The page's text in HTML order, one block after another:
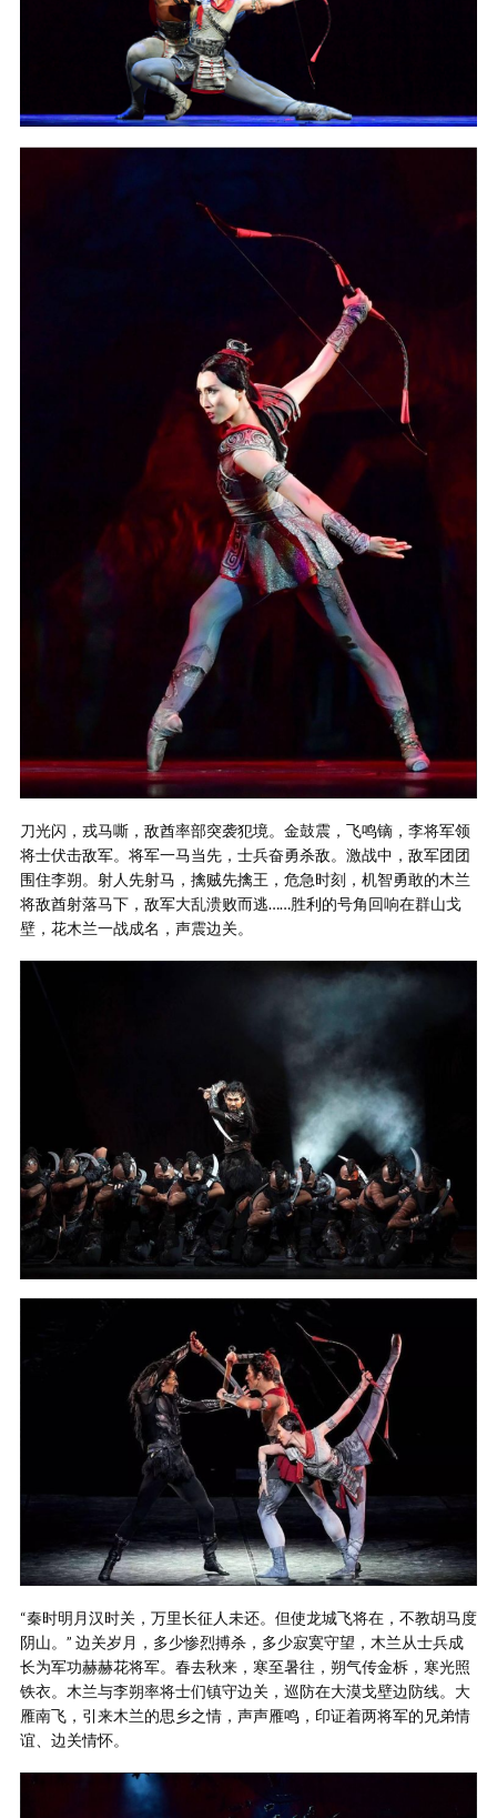
刀光闪，戎马嘶，敌酋率部突袭犯境。金鼓震，飞鸣镝，李将军领
将士伏击敌军。将军一马当先，士兵奋勇杀敌。激战中，敌军团团
围住李朔。射人先射马，擒贼先擒王，危急时刻，机智勇敢的木兰
将敌酋射落马下，敌军大乱溃败而逃……胜利的号角回响在群山戈
壁，花木兰一战成名，声震边关。
“秦时明月汉时关，万里长征人未还。但使龙城飞将在，不教胡马度
阴山。” 边关岁月，多少惨烈搏杀，多少寂寞守望，木兰从士兵成
长为军功赫赫花将军。春去秋来，寒至暑往，朔气传金柝，寒光照
铁衣。木兰与李朔率将士们镇守边关，巡防在大漠戈壁边防线。大
雁南飞，引来木兰的思乡之情，声声雁鸣，印证着两将军的兄弟情
谊、边关情怀。